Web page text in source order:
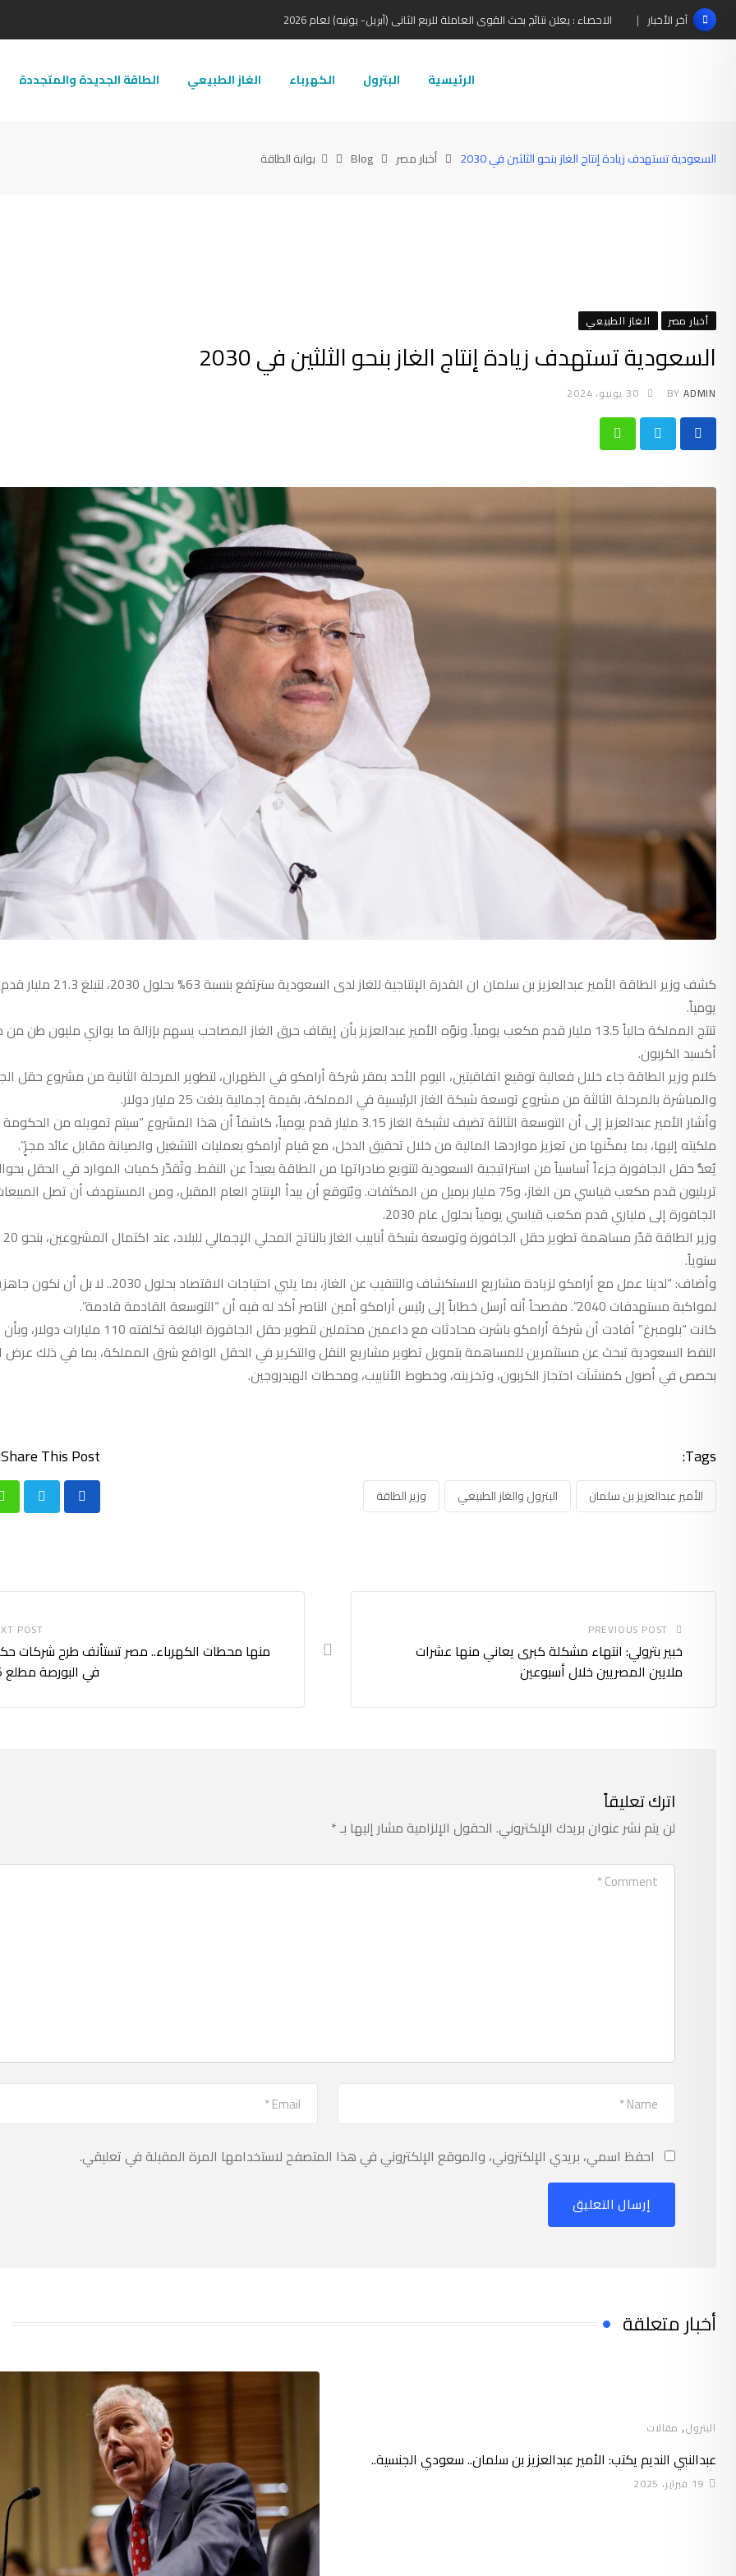
Skip
to
آخر الأخبار الاحصاء : يعلن نتائج بحث القوى العاملة للربع الثانى (أبريل- يونيه) لعام 2026
الرئيسية البترول الكهرباء الغاز الطبيعي الطاقة الجديدة والمتجددة
السعودية تستهدف زيادة إنتاج الغاز بنحو الثلثين في 2030 أخبار مصر Blog بوابة الطاقة
أخبار مصر الغاز الطبيعي
السعودية تستهدف زيادة إنتاج الغاز بنحو الثلثين في 2030
BY ADMIN 30 يونيو، 2024
Whatsapp
كشف وزير الطاقة الأمير عبدالعزيز بن سلمان ان القدرة الإنتاجية للغاز
يومياً.
تنتج المملكة حالياً 13.5 مليار قدم مكعب يومياً. ونوّه الأمير عبدالعزيز بأن إيقاف حرق الغاز المصاحب يسهم بإزالة ما يوازي مليون
أكسيد الكربون.
كلام وزير الطاقة جاء خلال فعالية توقيع اتفاقيتين، اليوم الأحد بمقر شركة أرامكو في الظهران، لتطوير المرحلة الثانية من مشروع حقل
والمباشرة بالمرحلة الثالثة من مشروع توسعة شبكة الغاز الرئيسية في المملكة، بقيمة إجمالية بلغت 25 مليار دولار.
وأشار الأمير عبدالعزيز إلى أن التوسعة الثالثة تضيف لشبكة الغاز 3.15 مليار قدم يومياً، كاشفاً أن هذا المشروع “سيتم تمويله
ملكيته إليها، بما يمكّنها من تعزيز مواردها المالية من خلال تحقيق الدخل، مع قيام أرامكو بعمليات التشغيل والصيانة مقابل عائد مجزٍ”.
تريليون قدم مكعب قياسي من الغاز، و75 مليار برميل من المكثفات. ويُتوقع أن يبدأ الإنتاج العام المقبل، ومن المستهدف أن تصل
الجافورة إلى ملياري قدم مكعب قياسي يومياً بحلول عام 2030.
سنوياً.
وأضاف: “لدينا عمل مع أرامكو لزيادة مشاريع الاستكشاف والتنقيب عن الغاز، بما يلبي
لمواكبة مستهدفات 2040”. مفصحاً أنه أرسل خطاباً إلى رئيس أرامكو أمين الناصر أكد له فيه أن “التوسعة القادمة قادمة”.
كانت “بلومبرغ” أفادت أن شركة أرامكو باشرت محادثات مع داعمين محتملين لتطوير حقل الجافورة
النفط السعودية تبحث عن مستثمرين للمساهمة بتمويل تطوير مشاريع النقل والتكرير في الحقل الواقع شرق المملكة، بما في ذلك عرض
بحصص في أصول كمنشآت احتجاز الكربون، وتخزينه، وخطوط الأنابيب، ومحطات الهيدروجين.
Tags:
الأمير عبدالعزيز بن سلمان البترول والغاز الطبيعي وزير الطاقة
Share This Post:
PREVIOUS POST
خبير بترولي: انتهاء مشكلة كبرى يعاني منها عشرات
ملايين المصريين خلال أسبوعين
POST
منها محطات الكهرباء.. مصر تستأنف طرح شركات
في البورصة مطلع 2025
اترك تعليقاً
لن يتم نشر عنوان بريدك الإلكتروني. الحقول الإلزامية مشار إليها بـ*
احفظ اسمي، بريدي الإلكتروني، والموقع الإلكتروني في هذا المتصفح لاستخدامها المرة المقبلة في تعليقي.
أخبار متعلقة
البترول, مقالات
عبدالنبي النديم يكتب: الأمير عبدالعزيز بن سلمان.. سعودي الجنسية..
19 فبراير، 2025